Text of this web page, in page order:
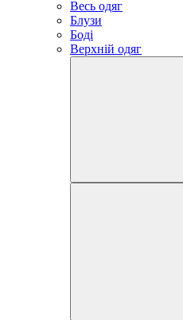
Весь одяг
Блузи
Боді
Верхній одяг